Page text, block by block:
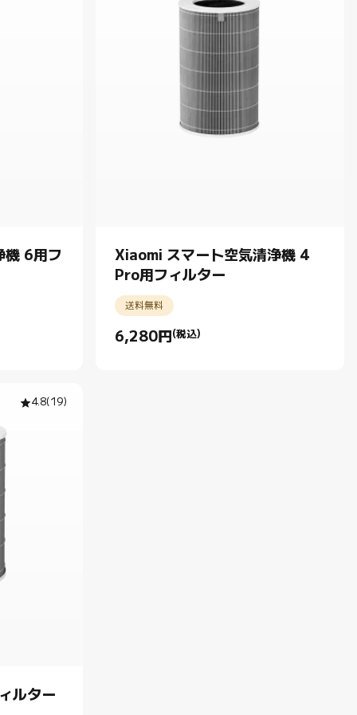
機 6用フ
Xiaomi スマート空気清浄機 4
Pro用フィルター
送料無料
6,280 円 (税込)
Current Price 円6280.00
4.8( 19)
ルター